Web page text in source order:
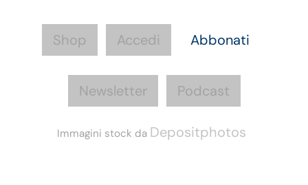
Shop Accedi Abbonati
Newsletter Podcast
Immagini stock da Depositphotos